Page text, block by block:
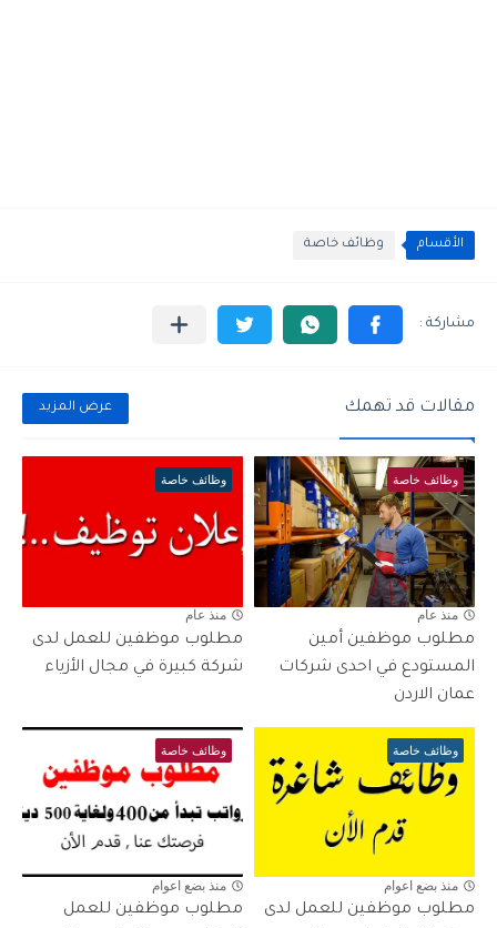
الأقسام وظائف خاصة
مقالات قد تهمك عرض المزيد
وظائف خاصة
منذ عام
مطلوب موظفين أمين
المستودع في احدى شركات
عمان الاردن
وظائف خاصة
منذ عام
مطلوب موظفين للعمل لدى
شركة كبيرة في مجال الأزياء
وظائف خاصة
منذ بضع اعوام
مطلوب موظفين للعمل لدى
وظائف خاصة
منذ بضع اعوام
مطلوب موظفين للعمل